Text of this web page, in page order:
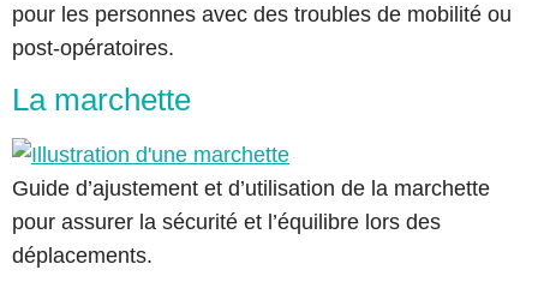
pour les personnes avec des troubles de mobilité ou
post-opératoires.
La marchette
Guide d’ajustement et d’utilisation de la marchette
pour assurer la sécurité et l’équilibre lors des
déplacements.